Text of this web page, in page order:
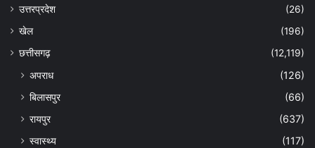
उत्तरप्रदेश
(26)
खेल
(196)
छत्तीसगढ़
(12,119)
अपराध
(126)
बिलासपुर
(66)
रायपुर
(637)
स्वास्थ्य
(117)